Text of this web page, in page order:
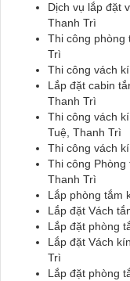
Dịch vụ lắp đặt
Thanh Trì
Thi công phòng
Trì
Thi công vách
Lắp đặt cabin
Thanh Trì
Thi công vách
Tuệ, Thanh Trì
Thi công vách
Thi công Phòng
Thanh Trì
Lắp phòng tắm
Lắp đặt Vách
Lắp đặt phòng
Lắp đặt Vách
Trì
Lắp đặt phòng